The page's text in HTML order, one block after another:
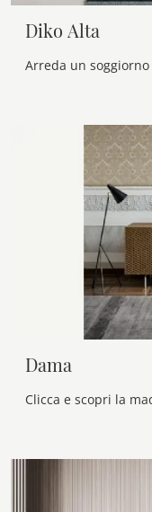
Diko Alta
Dama